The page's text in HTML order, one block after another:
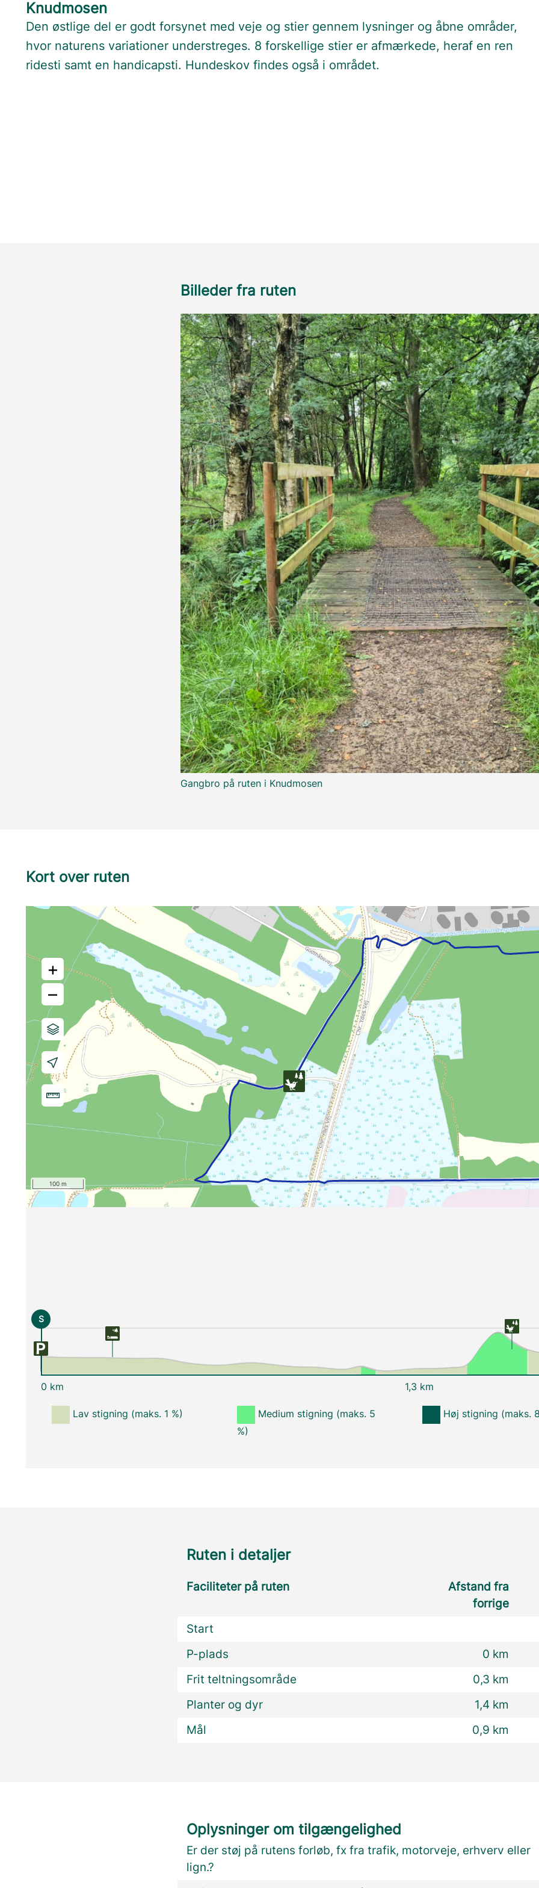
Knudmosen
Den østlige del er godt forsynet med veje og stier gennem lysninger og åbne områder,
hvor naturens variationer understreges. 8 forskellige stier er afmærkede, heraf en ren
ridesti samt en handicapsti. Hundeskov findes også i området.
Billeder fra ruten
Gangbro på ruten i Knudmosen
Kort over ruten
+
–
100 m
S
0 km 1,3 km
Lav stigning (maks. 1 %)
Medium stigning (maks. 5
%)
Høj stigning (maks.
Ruten i detaljer
Faciliteter på ruten
Afstand fra
forrige
Start
P-plads
0 km
Frit teltningsområde
0,3 km
Planter og dyr
1,4 km
Mål
0,9 km
Oplysninger om tilgængelighed
Er der støj på rutens forløb, fx fra trafik, motorveje, erhverv eller
lign.?